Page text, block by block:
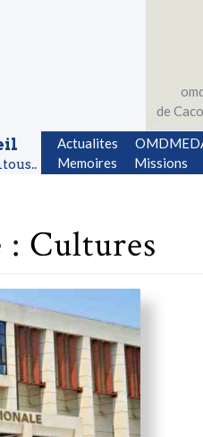
de
Actualites
Memoires
Missions
: Cultures